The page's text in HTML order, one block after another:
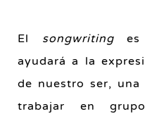
El songwritinges
ayudará a la
de nuestro ser, una
trabajar en